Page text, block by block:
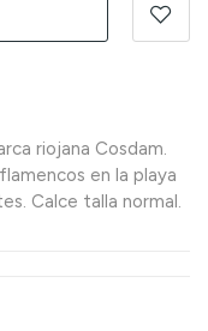
riojana Cosdam.
en la playa
Calce talla normal.